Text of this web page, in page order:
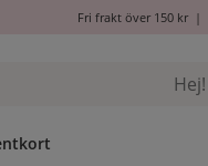
Fri frakt över 150 kr|